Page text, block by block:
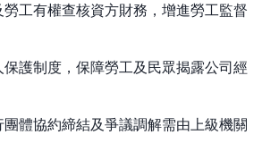
工有權查核資方財務，增進勞工監督
護制度，保障勞工及民眾揭露公司經
體協約締結及爭議調解需由上級機關